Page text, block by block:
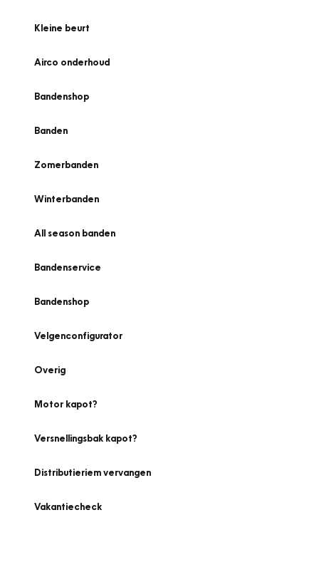
Kleine beurt
Airco onderhoud
Bandenshop
Banden
Zomerbanden
Winterbanden
All season banden
Bandenservice
Bandenshop
Velgenconfigurator
Overig
Motor kapot?
Versnellingsbak kapot?
Distributieriem vervangen
Vakantiecheck